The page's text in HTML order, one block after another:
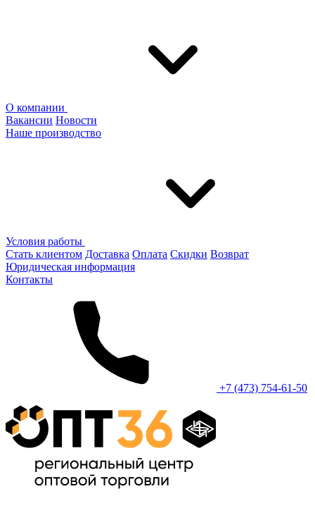
О компании
Вакансии Новости
Наше производство
Условия работы
Стать клиентом Доставка Оплата Скидки Возврат
Юридическая информация
Контакты
+7 (473) 754-61-50